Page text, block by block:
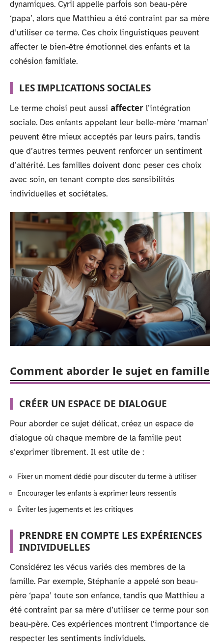
dynamiques. Cyril appelle parfois son beau-père
‘papa’, alors que Matthieu a été contraint par sa mère
d’utiliser ce terme. Ces choix linguistiques peuvent
affecter le bien-être émotionnel des enfants et la
cohésion familiale.
LES IMPLICATIONS SOCIALES
Le terme choisi peut aussi affecter l’intégration
sociale. Des enfants appelant leur belle-mère ‘maman’
peuvent être mieux acceptés par leurs pairs, tandis
que d’autres termes peuvent renforcer un sentiment
d’altérité. Les familles doivent donc peser ces choix
avec soin, en tenant compte des sensibilités
individuelles et sociétales.
Comment aborder le sujet en famille
CRÉER UN ESPACE DE DIALOGUE
Pour aborder ce sujet délicat, créez un espace de
dialogue où chaque membre de la famille peut
s’exprimer librement. Il est utile de :
Fixer un moment dédié pour discuter du terme à utiliser
Encourager les enfants à exprimer leurs ressentis
Éviter les jugements et les critiques
PRENDRE EN COMPTE LES EXPÉRIENCES
INDIVIDUELLES
Considérez les vécus variés des membres de la
famille. Par exemple, Stéphanie a appelé son beau-
père ‘papa’ toute son enfance, tandis que Matthieu a
été contraint par sa mère d’utiliser ce terme pour son
beau-père. Ces expériences montrent l’importance de
respecter les sentiments individuels.